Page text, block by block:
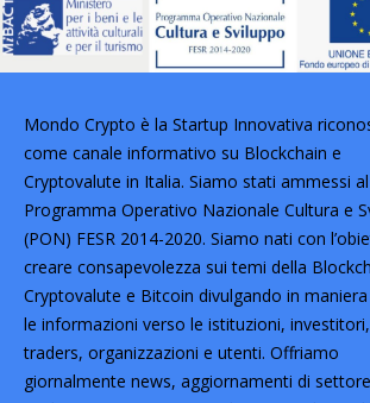
Mondo Crypto è la Startup Innovativa
come canale informativo su Blockchain e
Cryptovalute in Italia. Siamo stati ammessi al
Programma Operativo Nazionale Cultura e
(PON) FESR 2014-2020. Siamo nati con
creare consapevolezza sui temi della
Cryptovalute e Bitcoin divulgando in
le informazioni verso le istituzioni, investitori,
traders, organizzazioni e utenti. Offriamo
giornalmente news, aggiornamenti di